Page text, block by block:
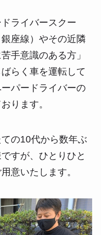
ライバースクー
座線）やその近隣
手意識のある方」
らく車を運転して
パードライバーの
ります。
の10代から数年ぶ
すが、ひとりひと
意いたします。